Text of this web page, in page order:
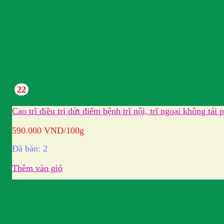
22
Cao trĩ điều trị dứt điểm bệnh trĩ nội, trĩ ngoại không tái
590.000 VND/100g
Đã bán: 2
Thêm vào giỏ